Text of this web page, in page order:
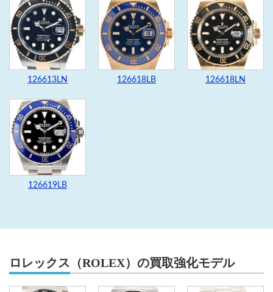
126613LN 126618LB 126618LN
126619LB
ロレックス（ROLEX）の買取強化モデル